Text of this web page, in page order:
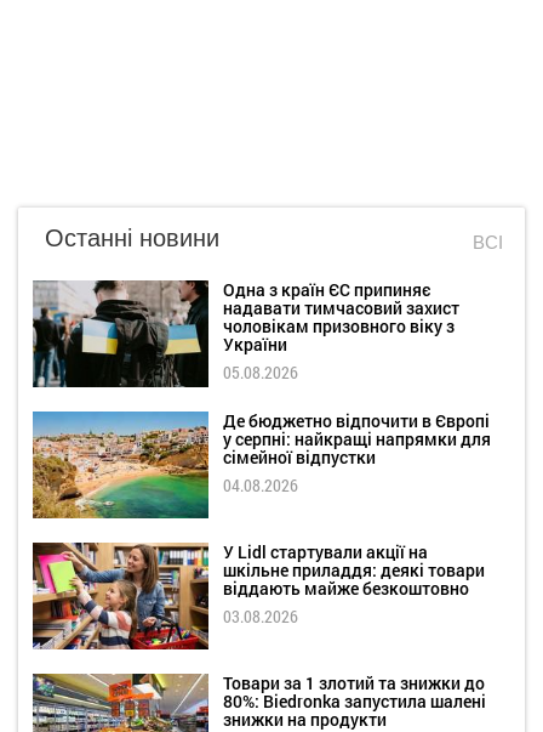
Останні новини ВСІ
Одна з країн ЄС припиняє
надавати тимчасовий захист
чоловікам призовного віку з
України
05.08.2026
Де бюджетно відпочити в Європі
у серпні: найкращі напрямки для
сімейної відпустки
04.08.2026
У Lidl стартували акції на
шкільне приладдя: деякі товари
віддають майже безкоштовно
03.08.2026
Товари за 1 злотий та знижки до
80%: Biedronka запустила шалені
знижки на продукти